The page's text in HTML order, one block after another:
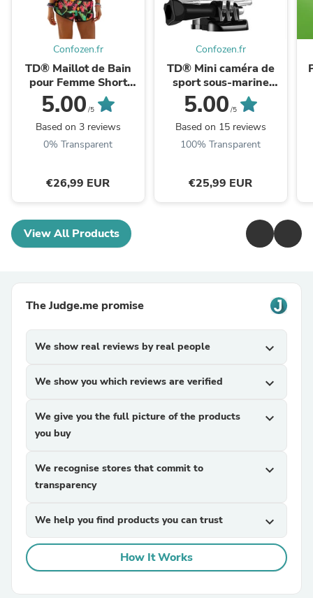
Confozen.fr
TD® Maillot de Bain
pour Femme Short
Caleçon Bikini Sèche
Rapide Imprimé Floral
Plage Sport Natation ...
5.00 /5
Based on 3 reviews
0% Transparent
€26,99 EUR
Confozen.fr
TD® Mini caméra de
sport sous-marine
sports de plein air
plongée à dégagement
rapide montée sur ...
5.00 /5
Based on 15 reviews
100% Transparent
€25,99 EUR
View All Products
The Judge.me promise
We show real reviews by real people expand_more
We show you which reviews are verified expand_more
We give you the full picture of the products
you buy
expand_more
We recognise stores that commit to
transparency
expand_more
We help you find products you can trust expand_more
How It Works